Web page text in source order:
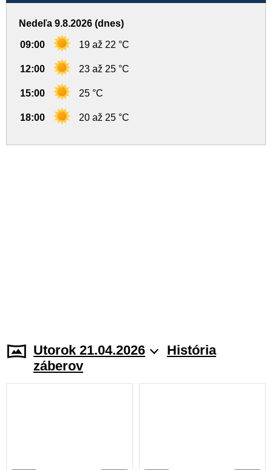
Nedeľa 9.8.2026 (dnes)
09:00 19 až 22 °C
12:00 23 až 25 °C
15:00 25 °C
18:00 20 až 25 °C
Utorok 21.04.2026
História
záberov